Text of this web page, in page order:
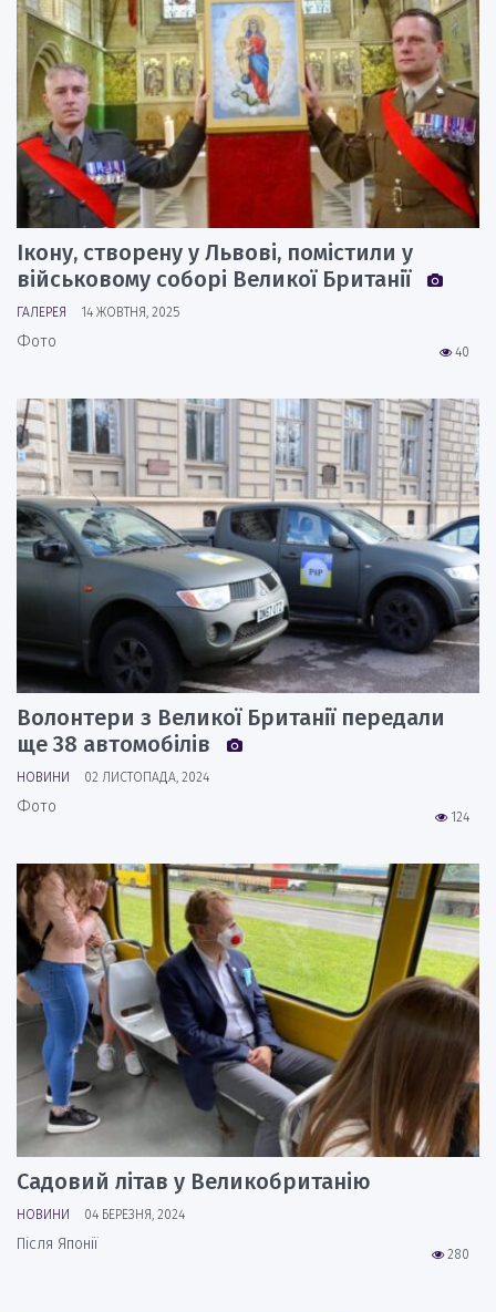
Ікону, створену у Львові, помістили у
військовому соборі Великої Британії
ГАЛЕРЕЯ 14 ЖОВТНЯ, 2025
40
Фото
Волонтери з Великої Британії передали
ще 38 автомобілів
НОВИНИ 02 ЛИСТОПАДА, 2024
124
Фото
Садовий літав у Великобританію
НОВИНИ 04 БЕРЕЗНЯ, 2024
280
Після Японії